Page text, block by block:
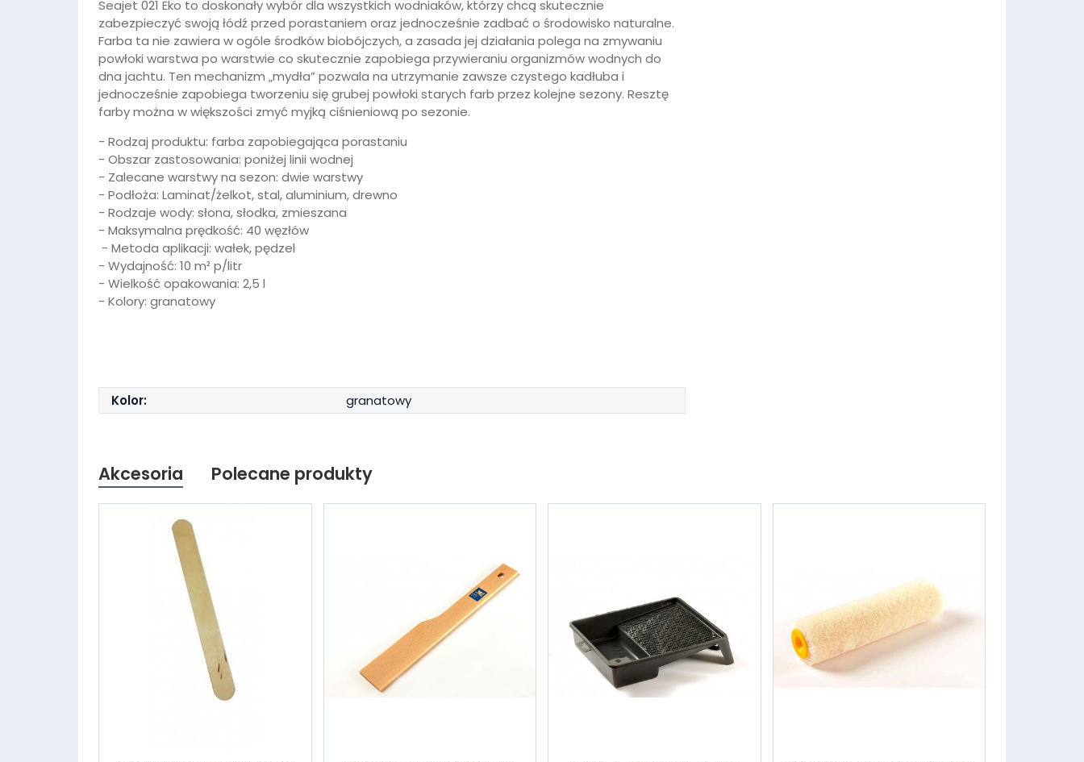
Seajet 021 Eko to doskonały wybór dla wszystkich wodniaków, którzy chcą skutecznie
zabezpieczyć swoją łódź przed porastaniem oraz jednocześnie zadbać o środowisko naturalne.
Farba ta nie zawiera w ogóle środków biobójczych, a zasada jej działania polega na zmywaniu
powłoki warstwa po warstwie co skutecznie zapobiega przywieraniu organizmów wodnych do
dna jachtu. Ten mechanizm „mydła” pozwala na utrzymanie zawsze czystego kadłuba i
jednocześnie zapobiega tworzeniu się grubej powłoki starych farb przez kolejne sezony. Resztę
farby można w większości zmyć myjką ciśnieniową po sezonie.
- Rodzaj produktu: farba zapobiegająca porastaniu
- Obszar zastosowania: poniżej linii wodnej
- Zalecane warstwy na sezon: dwie warstwy
- Podłoża: Laminat/żelkot, stal, aluminium, drewno
- Rodzaje wody: słona, słodka, zmieszana
- Maksymalna prędkość: 40 węzłów
- Metoda aplikacji: wałek, pędzel
- Wydajność: 10 m² p/litr
- Wielkość opakowania: 2,5 l
- Kolory: granatowy
Kolor: granatowy
Akcesoria Polecane produkty